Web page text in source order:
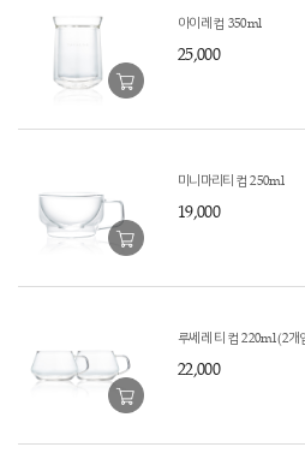
아이레 컵 350ml
25,000
미니마리티 컵 250ml
19,000
루쎄레 티 컵 220ml (2개
22,000